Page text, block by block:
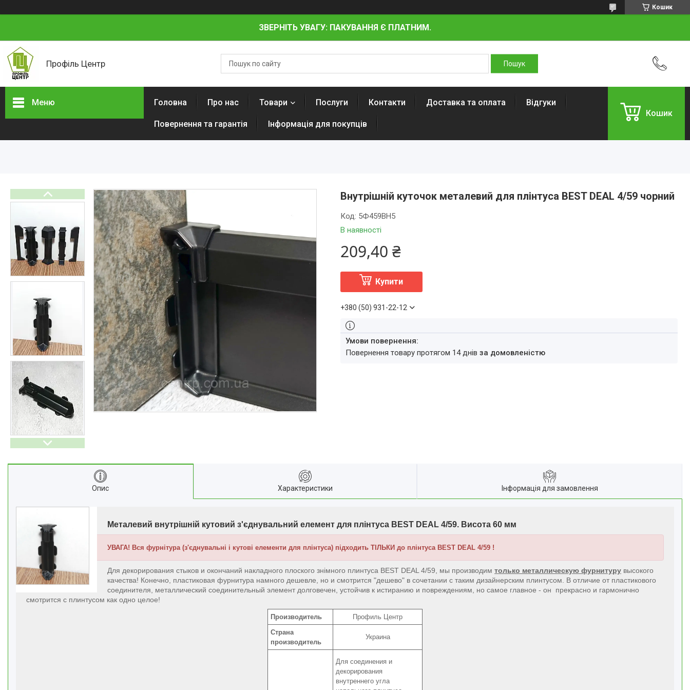
Кошик
ЗВЕРНІТЬ УВАГУ: ПАКУВАННЯ Є ПЛАТНИМ.
Профіль Центр
Меню
Прихованого Монтажу
Алюмінієвий плінтус BEST
DEAL (власне виробництво)
Плінтуси з нержавіючої сталі
Профіль з LED підсвічуванням
(для стін, підлоги, плитки,
керамограніта і т. д)
Оздоблювальний профіль для
ДСП, ЛДСП, скла, дзеркал,
декоративних стінових
панелей, гіпсопанелей
Профіль для плитки
Капельник Терасний /
балконний профіль (карниз).
Відведення води.
Алюмінієвий профіль
Алюмінієві куточки
Алюмінієвий верстатний
профіль V-Slot
Алюмінієва лиштва на двері
Профіль для LVT панелей (для
кварцвінілу)
Алюмінієві пороги для підлоги
плитку
Алюмінієвий плінтус для
стільниці
Алюмінієві стінові панелі-рейки
Система укладки плитки без
клею
Кабель канал підлоговий
Головна Про нас Товари Послуги Контакти Доставка та оплата Відгуки
Повернення та гарантія Інформація для покупців
Кошик
Внутрішній куточок металевий для плінтуса BEST DEAL 4/59 чорний
В наявності
Код: 5Ф459ВН5
209,40 ₴
Купити
+380 (50) 931-22-12
повернення товару протягом 14 днів за домовленістю
Опис Характеристики Інформація для замовлення
Металевий внутрішній кутовий з'єднувальний елемент для плінтуса BEST DEAL 4/59. Висота 60 мм
УВАГА! Вся фурнітура (з'єднувальні і кутові елементи для плінтуса) підходить ТІЛЬКИ до плінтуса BEST DEAL 4/59 !
Для декорирования стыков и окончаний накладного плоского знімного плинтуса BEST DEAL 4/59, мы производим только металлическую фурнитуру высокого
качества! Конечно, пластиковая фурнитура намного дешевле, но и смотрится "дешево" в сочетании с таким дизайнерским плинтусом. В отличие от пластикового
соединителя, металлический соединительный элемент долговечен, устойчив к истиранию и повреждениям, но самое главное - он прекрасно и гармонично
смотрится с плинтусом как одно целое!
Производитель
Профиль Центр
Страна
производитель
Украина
Для соединения и
декорирования
внутреннего угла